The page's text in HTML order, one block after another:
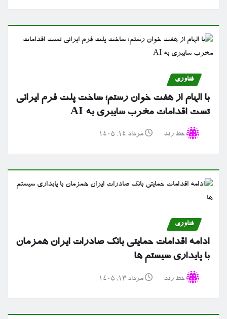
فناوری
با الهام از هفت خوان رستم؛ ساخت پلت فرم ایرانی
تست اقدامات مخرب سایبری به AI
خط رند مرداد ۱۴, ۱۴۰۵
فناوری
ادامه اقدامات حمایتی بانک صادرات ایران همزمان
با پایداری سیستم ها
خط رند مرداد ۱۳, ۱۴۰۵